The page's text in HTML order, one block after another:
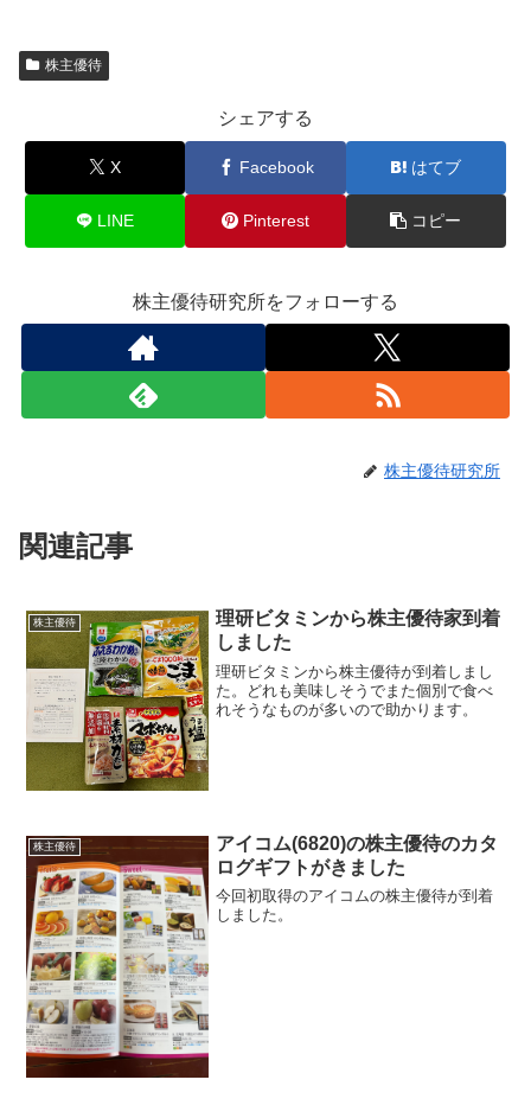
株主優待
シェアする
X Facebook はてブ
LINE Pinterest コピー
株主優待研究所をフォローする
株主優待研究所
関連記事
株主優待
理研ビタミンから株主優待家到着
しました
理研ビタミンから株主優待が到着しまし
た。どれも美味しそうでまた個別で食べ
れそうなものが多いので助かります。
株主優待
アイコム(6820)の株主優待のカタ
ログギフトがきました
今回初取得のアイコムの株主優待が到着
しました。